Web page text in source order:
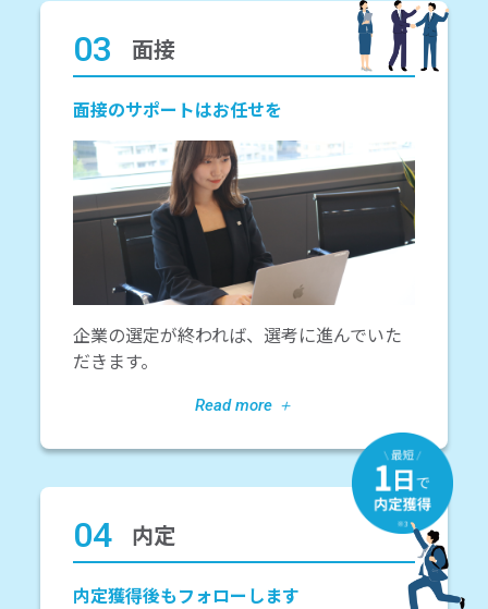
03 面接
面接のサポートはお任せを
企業の選定が終われば、選考に進んでいた
だきます。
04 内定
内定獲得後もフォローします